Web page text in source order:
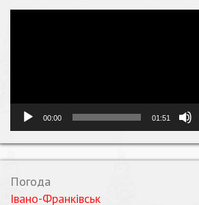
00:00 01:51
Погода
Івано-Франківськ